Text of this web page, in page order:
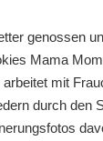
genossen
Mama
mit
durch